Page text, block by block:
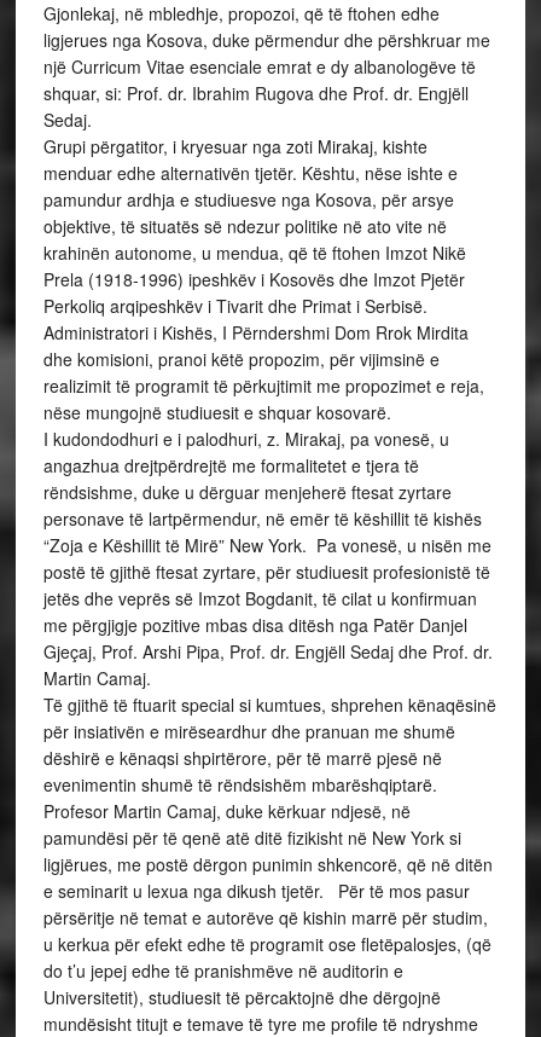
Gjonlekaj, në mbledhje, propozoi, që të ftohen edhe
ligjerues nga Kosova, duke përmendur dhe përshkruar me
një Curricum Vitae esenciale emrat e dy albanologëve të
shquar, si: Prof. dr. Ibrahim Rugova dhe Prof. dr. Engjëll
Sedaj.
Grupi përgatitor, i kryesuar nga zoti Mirakaj, kishte
menduar edhe alternativën tjetër. Kështu, nëse ishte e
pamundur ardhja e studiuesve nga Kosova, për arsye
objektive, të situatës së ndezur politike në ato vite në
krahinën autonome, u mendua, që të ftohen Imzot Nikë
Prela (1918-1996) ipeshkëv i Kosovës dhe Imzot Pjetër
Perkoliq arqipeshkëv i Tivarit dhe Primat i Serbisë.
Administratori i Kishës, I Përndershmi Dom Rrok Mirdita
dhe komisioni, pranoi këtë propozim, për vijimsinë e
realizimit të programit të përkujtimit me propozimet e reja,
nëse mungojnë studiuesit e shquar kosovarë.
I kudondodhuri e i palodhuri, z. Mirakaj, pa vonesë, u
angazhua drejtpërdrejtë me formalitetet e tjera të
rëndsishme, duke u dërguar menjeherë ftesat zyrtare
personave të lartpërmendur, në emër të këshillit të kishës
“Zoja e Këshillit të Mirë” New York. Pa vonesë, u nisën me
postë të gjithë ftesat zyrtare, për studiuesit profesionistë të
jetës dhe veprës së Imzot Bogdanit, të cilat u konfirmuan
me përgjigje pozitive mbas disa ditësh nga Patër Danjel
Gjeçaj, Prof. Arshi Pipa, Prof. dr. Engjëll Sedaj dhe Prof. dr.
Martin Camaj.
Të gjithë të ftuarit special si kumtues, shprehen kënaqësinë
për insiativën e mirëseardhur dhe pranuan me shumë
dëshirë e kënaqsi shpirtërore, për të marrë pjesë në
evenimentin shumë të rëndsishëm mbarëshqiptarë.
Profesor Martin Camaj, duke kërkuar ndjesë, në
pamundësi për të qenë atë ditë fizikisht në New York si
ligjërues, me postë dërgon punimin shkencorë, që në ditën
e seminarit u lexua nga dikush tjetër. Për të mos pasur
përsëritje në temat e autorëve që kishin marrë për studim,
u kerkua për efekt edhe të programit ose fletëpalosjes, (që
do t’u jepej edhe të pranishmëve në auditorin e
Universitetit), studiuesit të përcaktojnë dhe dërgojnë
mundësisht titujt e temave të tyre me profile të ndryshme